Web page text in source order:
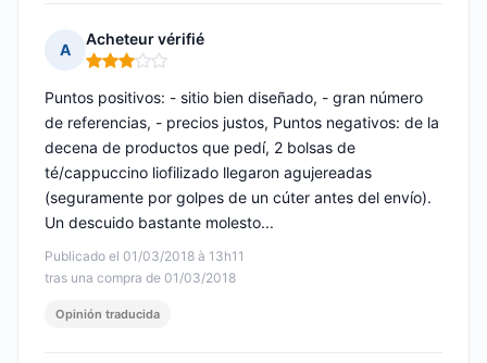
A
Acheteur vérifié
Nota: 3 de 5
Publicado el 01/03/2018 à 13h11
tras una compra de 01/03/2018
Puntos positivos: - sitio bien diseñado, - gran número
de referencias, - precios justos, Puntos negativos: de la
decena de productos que pedí, 2 bolsas de
té/cappuccino liofilizado llegaron agujereadas
(seguramente por golpes de un cúter antes del envío).
Un descuido bastante molesto...
Opinión traducida